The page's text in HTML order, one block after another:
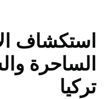
استكشاف
الساحرة
تركيا